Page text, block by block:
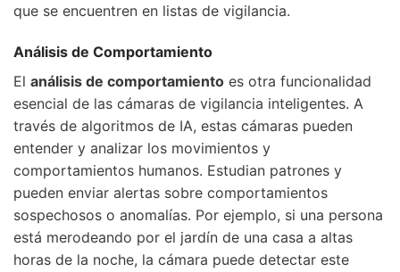
que se encuentren en listas de vigilancia.
Análisis de Comportamiento
El análisis de comportamiento es otra funcionalidad
esencial de las cámaras de vigilancia inteligentes. A
través de algoritmos de IA, estas cámaras pueden
entender y analizar los movimientos y
comportamientos humanos. Estudian patrones y
pueden enviar alertas sobre comportamientos
sospechosos o anomalías. Por ejemplo, si una persona
está merodeando por el jardín de una casa a altas
horas de la noche, la cámara puede detectar este